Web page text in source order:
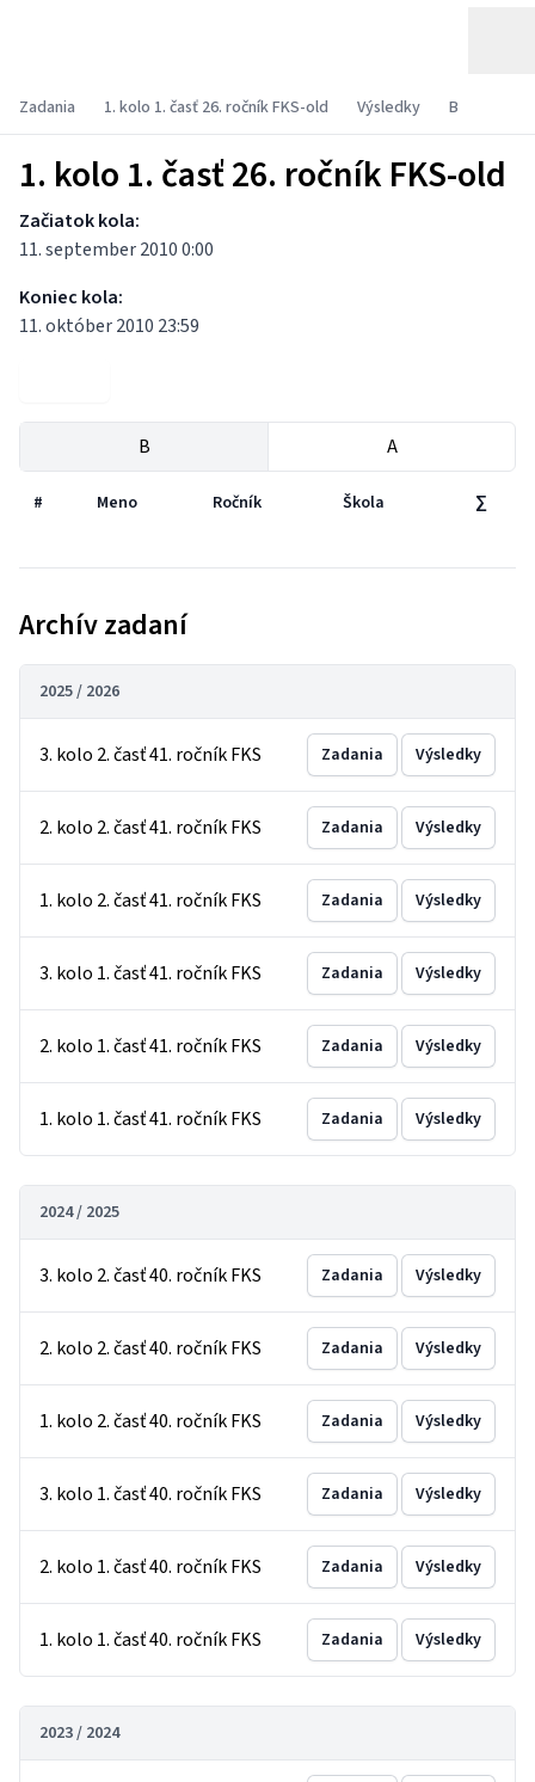
Zadania 1. kolo 1. časť 26. ročník FKS-old Výsledky B
1. kolo 1. časť 26. ročník FKS-old
Začiatok kola:
11. september 2010 0:00
Koniec kola:
11. október 2010 23:59
B A
# Meno Ročník Škola ∑
Archív zadaní
2025 / 2026
3. kolo 2. časť 41. ročník FKS Zadania Výsledky
2. kolo 2. časť 41. ročník FKS Zadania Výsledky
1. kolo 2. časť 41. ročník FKS Zadania Výsledky
3. kolo 1. časť 41. ročník FKS Zadania Výsledky
2. kolo 1. časť 41. ročník FKS Zadania Výsledky
1. kolo 1. časť 41. ročník FKS Zadania Výsledky
2024 / 2025
3. kolo 2. časť 40. ročník FKS Zadania Výsledky
2. kolo 2. časť 40. ročník FKS Zadania Výsledky
1. kolo 2. časť 40. ročník FKS Zadania Výsledky
3. kolo 1. časť 40. ročník FKS Zadania Výsledky
2. kolo 1. časť 40. ročník FKS Zadania Výsledky
1. kolo 1. časť 40. ročník FKS Zadania Výsledky
2023 / 2024